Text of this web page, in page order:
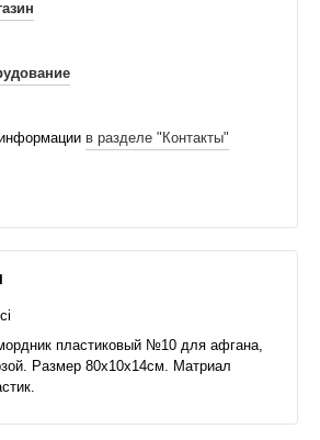
в разделе "Контакты"
пластиковый №10 для афгана,
Размер 80х10х14см. Матриал